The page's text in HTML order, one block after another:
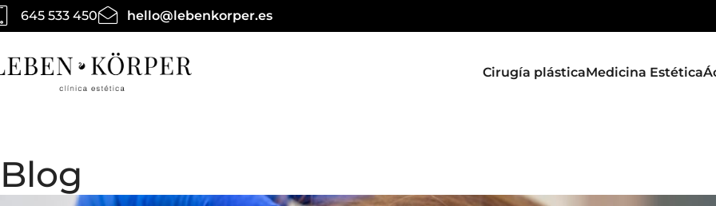
645 533 450 hello@lebenkorper.es
Cirugía plásticaMedicina Estética
Blog